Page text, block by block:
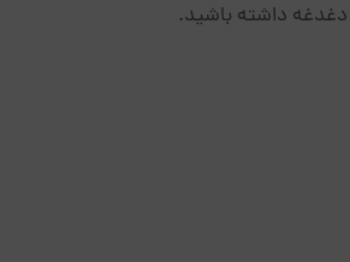
داشته باشید.